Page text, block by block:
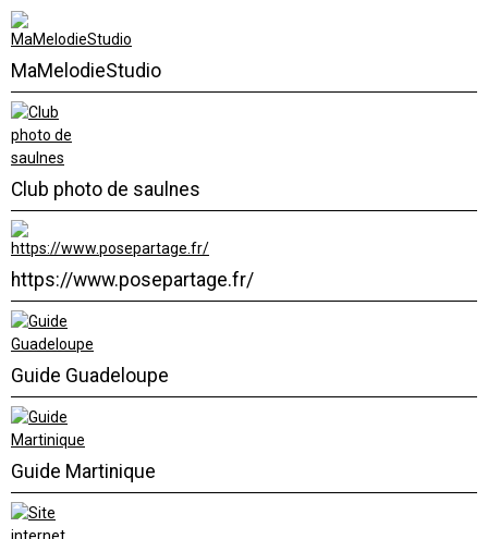
MaMelodieStudio
Club photo de saulnes
https://www.posepartage.fr/
Guide Guadeloupe
Guide Martinique